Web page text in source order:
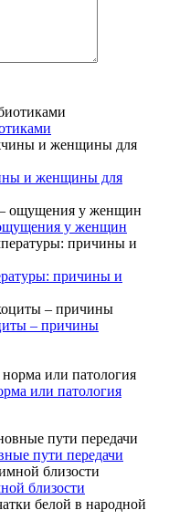
и женщины для
у женщин
причины и
– причины
или патология
пути передачи
близости